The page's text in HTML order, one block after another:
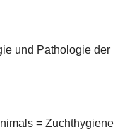
und Pathologie der
= Zuchthygiene